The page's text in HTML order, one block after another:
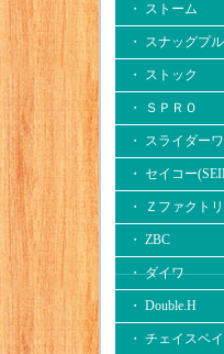
・ ストーム
・ スナッグプ
・ ストック
・ ＳＰＲＯ
・ スライダー
・ セイコー
・ Ｚファクト
・ ZBC
・ ダイワ
・ Double.H
・ チェイスベ